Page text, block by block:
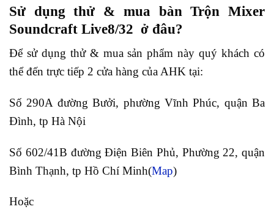
Sử dụng thử & mua bàn Trộn Mixer
Soundcraft Live8/32 ở đâu?
Để sử dụng thử & mua sản phẩm này quý khách có
thể đến trực tiếp 2 cửa hàng của AHK tại:
Số 290A đường Bưởi, phường Vĩnh Phúc, quận Ba
Đình, tp Hà Nội
Số 602/41B đường Điện Biên Phủ, Phường 22, quận
Bình Thạnh, tp Hồ Chí Minh(Map)
Hoặc